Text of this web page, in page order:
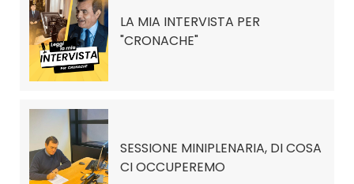
LA MIA INTERVISTA PER
"CRONACHE"
SESSIONE MINIPLENARIA, DI COSA
CI OCCUPEREMO